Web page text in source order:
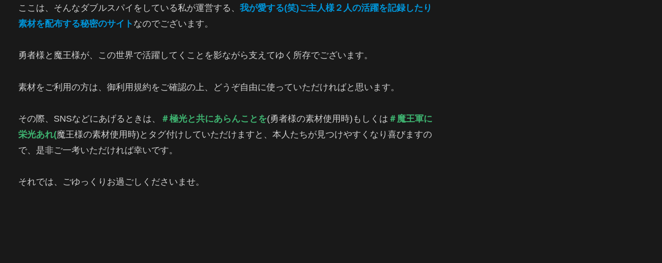
ここは、そんなダブルスパイをしている私が運営する、 我が愛する(笑)ご主人様２人の活躍を記録したり
素材を配布する秘密のサイト なのでございます。
勇者様と魔王様が、この世界で活躍してくことを影ながら支えてゆく所存でございます。
素材をご利用の方は、御利用規約をご確認の上、どうぞ自由に使っていただければと思います。
その際、SNSなどにあげるときは、 ＃極光と共にあらんことを(勇者様の素材使用時)もしくは ＃魔王軍に
栄光あれ(魔王様の素材使用時)とタグ付けしていただけますと、本人たちが見つけやすくなり喜びますの
で、是非ご一考いただければ幸いです。
それでは、ごゆっくりお過ごしくださいませ。